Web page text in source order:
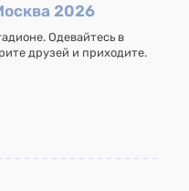
2026
Одевайтесь в
друзей и приходите.